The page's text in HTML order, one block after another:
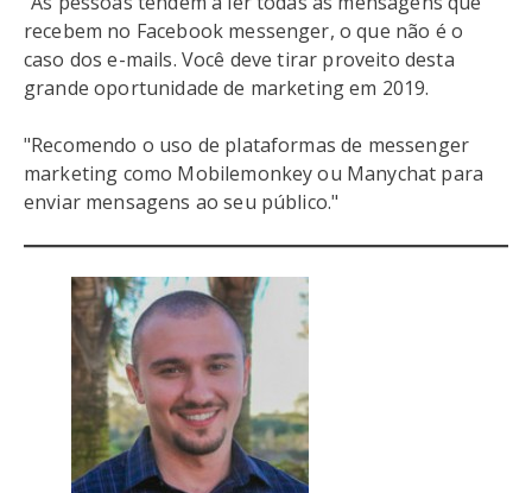
recebem no Facebook messenger, o que não é o
caso dos e-mails. Você deve tirar proveito desta
grande oportunidade de marketing em 2019.
"Recomendo o uso de plataformas de messenger
marketing como Mobilemonkey ou Manychat para
enviar mensagens ao seu público."